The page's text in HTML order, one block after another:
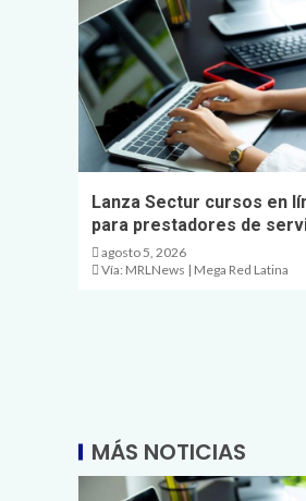
Lanza Sectur cursos en
para prestadores de
agosto 5, 2026
Vía: MRLNews | Mega Red Latina
MÁS NOTICIAS